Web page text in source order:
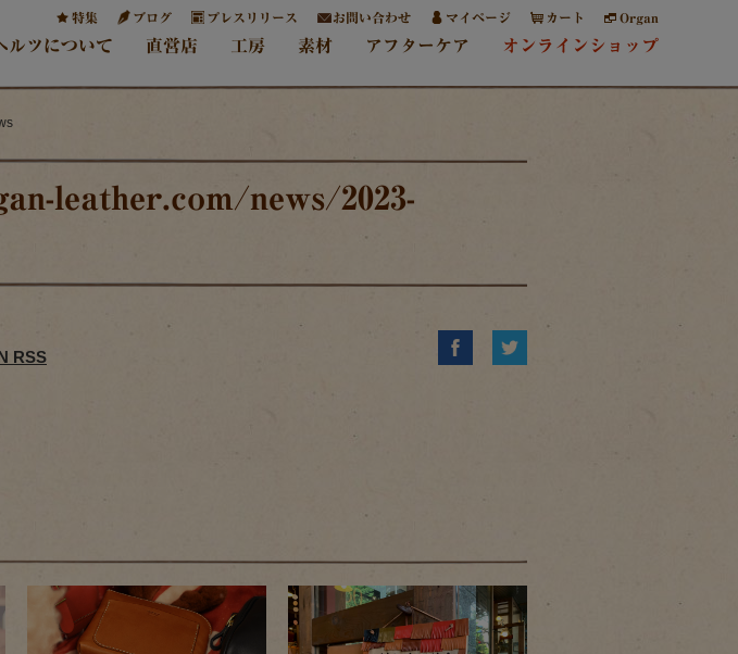
特集 ブログ プレスリリース お問い合わせ マイページ カート Organ
ルツについて 直営店 工房 素材 アフターケア オンラインショップ
leather.com/news/2023-
RSS